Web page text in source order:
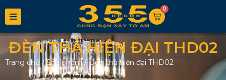
0
ĐÈN THẢ HIỆN ĐẠI THD02
Trang chủ/Sản phẩm/Đèn thả hiện đại THD02